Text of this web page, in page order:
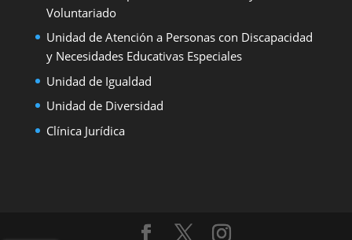
Voluntariado
Unidad de Atención a Personas con Discapacidad
y Necesidades Educativas Especiales
Unidad de Igualdad
Unidad de Diversidad
Clínica Jurídica